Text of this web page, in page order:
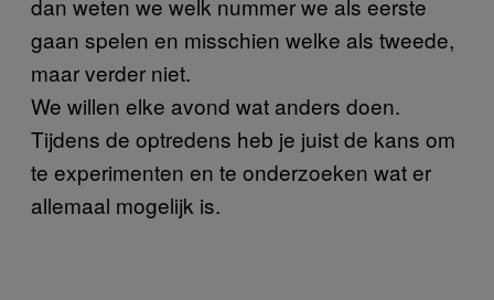
gaan spelen en misschien welke als tweede,
maar verder niet.
We willen elke avond wat anders doen.
Tijdens de optredens heb je juist de kans om
te experimenten en te onderzoeken wat er
allemaal mogelijk is.